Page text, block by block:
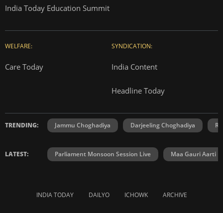
India Today Education Summit
WELFARE:
Care Today
SYNDICATION:
India Content
Headline Today
TRENDING: Jammu Choghadiya Darjeeling Choghadiya
LATEST: Parliament Monsoon Session Live Maa Gauri Aarti
INDIA TODAY DAILYO ICHOWK ARCHIVE